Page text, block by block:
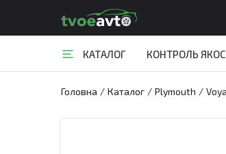
КАТАЛОГ КОНТРОЛЬ
Головна / Каталог / Plymouth /